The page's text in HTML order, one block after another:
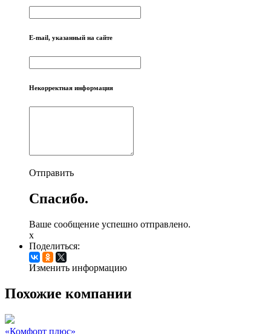
E-mail, указанный на сайте
Некорректная информация
Отправить
Спасибо.
Ваше сообщение успешно отправлено.
x
Поделиться:
Изменить информацию
Похожие компании
«Комфорт плюс»